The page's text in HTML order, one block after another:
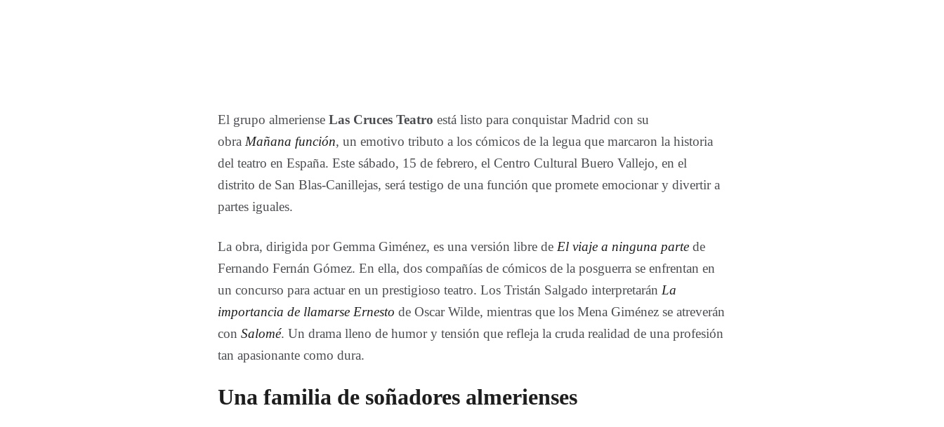
El grupo almerienseLas Cruces Teatro está listo para conquistar Madrid con su
obra Mañana función, un emotivo tributo a los cómicos de la legua que marcaron la historia
del teatro en España. Este sábado, 15 de febrero, el Centro Cultural Buero Vallejo, en el
distrito de San Blas-Canillejas, será testigo de una función que promete emocionar y divertir a
partes iguales.
La obra, dirigida por Gemma Giménez, es una versión libre de El viaje a ninguna parte de
Fernando Fernán Gómez. En ella, dos compañías de cómicos de la posguerra se enfrentan en
un concurso para actuar en un prestigioso teatro. Los Tristán Salgado interpretarán La
importancia de llamarse Ernesto de Oscar Wilde, mientras que los Mena Giménez se atreverán
conSalomé. Un drama lleno de humor y tensión que refleja la cruda realidad de una profesión
tan apasionante como dura.
Una familia de soñadores almerienses